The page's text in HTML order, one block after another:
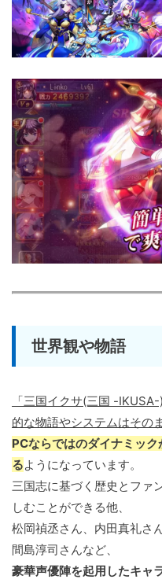
世界観や物語
「三国イクサ(三国 -
的な物語やシステムはその
PCならではのダイナミッ
るようになっています。
三国志に基づく歴史とファ
しむことができる他、
松岡禎丞さん、内田真礼さ
間島淳司さんなど、
豪華声優陣を起用したキャ